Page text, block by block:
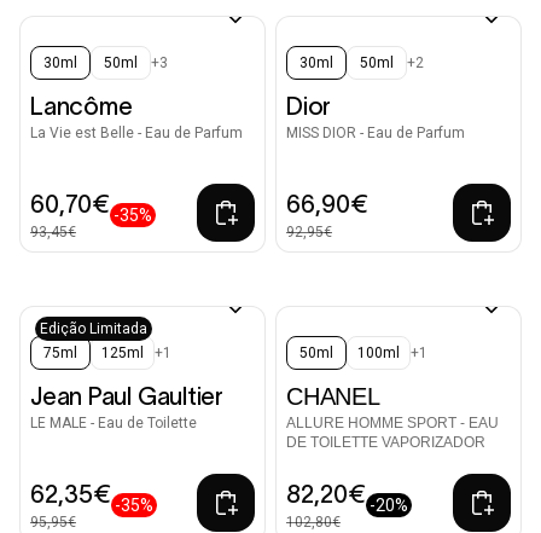
30ml 50ml +3
Lancôme
La Vie est Belle - Eau de Parfum
60,70€
93,45€
-35%
30ml 50ml +2
Dior
MISS DIOR - Eau de Parfum
66,90€
92,95€
Edição Limitada
75ml
125ml +1
Jean Paul Gaultier
LE MALE - Eau de Toilette
62,35€
95,95€
-35%
50ml 100ml +1
CHANEL
ALLURE HOMME SPORT - EAU
DE TOILETTE VAPORIZADOR
82,20€
102,80€
-20%